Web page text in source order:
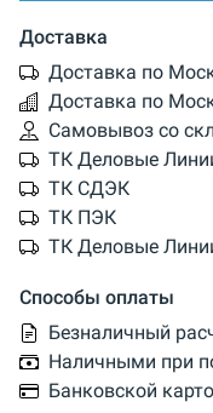
Доставка
Доставка по
Доставка по
Самовывоз со
ТК Деловые
ТК СДЭК
ТК ПЭК
ТК Деловые
Способы оплаты
Безналичный
Наличными при
Банковской